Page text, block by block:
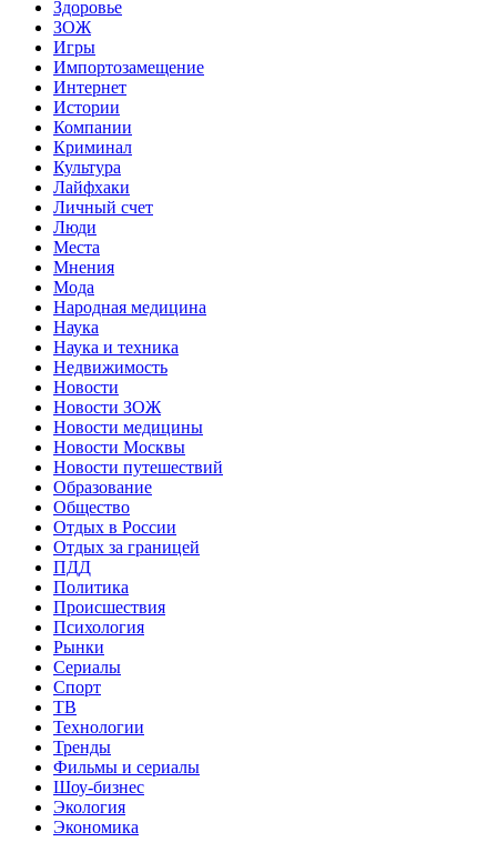
Здоровье
ЗОЖ
Игры
Импортозамещение
Интернет
Истории
Компании
Криминал
Культура
Лайфхаки
Личный счет
Люди
Места
Мнения
Мода
Народная медицина
Наука
Наука и техника
Недвижимость
Новости
Новости ЗОЖ
Новости медицины
Новости Москвы
Новости путешествий
Образование
Общество
Отдых в России
Отдых за границей
ПДД
Политика
Происшествия
Психология
Рынки
Сериалы
Спорт
ТВ
Технологии
Тренды
Фильмы и сериалы
Шоу-бизнес
Экология
Экономика